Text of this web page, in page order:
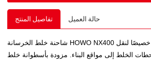
تفاصيل المنتج حالة العميل
شاحنة خلط الخرسانة HOWO NX400 هي مركبة مصممة خصيصًا لنقل
الخلط إلى مواقع البناء. مزودة بأسطوانة خلط